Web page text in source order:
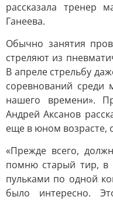
рассказала тренер
Ганеева.
Обычно занятия
стреляют из
В апреле стрельбу
соревнований среди
нашего времени».
Андрей Аксанов
еще в юном возрасте,
«Прежде всего,
помню старый тир, в
пульками по одной
было интересно.